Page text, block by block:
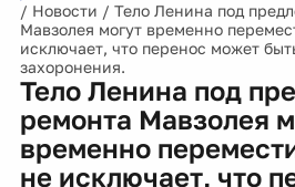
/ Новости / Тело Ленина под
Мавзолея могут временно
исключает, что перенос может
захоронения.
Тело Ленина под
ремонта Мавзолея
временно
не исключает, что